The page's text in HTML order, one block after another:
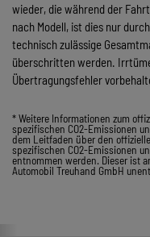
wieder, die während der
nach Modell, ist dies nur
technisch zulässige
überschritten werden.
Übertragungsfehler
* Weitere Informationen zum
spezifischen CO2-Emissionen
dem Leitfaden über den
spezifischen CO2-Emissionen
entnommen werden. Dieser ist
Automobil Treuhand GmbH